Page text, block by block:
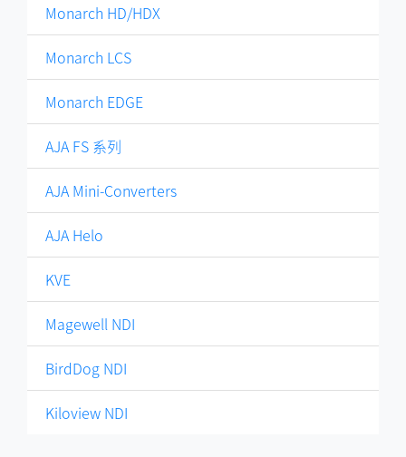
Monarch HD/HDX
Monarch LCS
Monarch EDGE
AJA FS 系列
AJA Mini-Converters
AJA Helo
KVE
Magewell NDI
BirdDog NDI
Kiloview NDI